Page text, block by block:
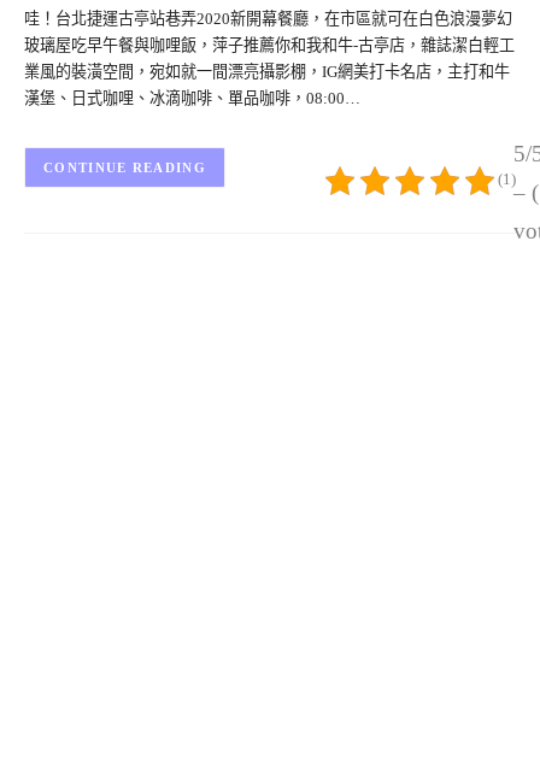
哇！台北捷運古亭站巷弄2020新開幕餐廳，在市區就可在白色浪漫夢幻
玻璃屋吃早午餐與咖哩飯，萍子推薦你和我和牛-古亭店，雜誌潔白輕工
業風的裝潢空間，宛如就一間漂亮攝影棚，IG網美打卡名店，主打和牛
漢堡、日式咖哩、冰滴咖啡、單品咖啡，08:00…
5/
–
(1)
CONTINUE READING